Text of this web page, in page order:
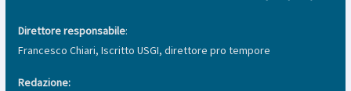
Direttore responsabile:
Francesco Chiari, Iscritto USGI, direttore pro tempore
Redazione: